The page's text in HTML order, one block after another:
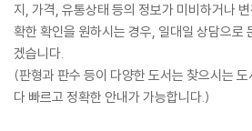
지, 가격, 유통상태 등의 정보가 미비하거나
확한 확인을 원하시는 경우, 일대일 상담으로
겠습니다.
(판형과 판수 등이 다양한 도서는 찾으시는
다 빠르고 정확한 안내가 가능합니다.)